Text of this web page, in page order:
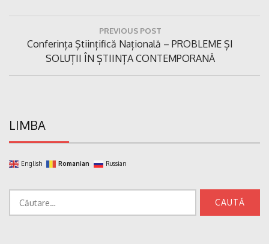
articole
PREVIOUS POST
Previous
Post:
Conferința Științifică Națională – PROBLEME ȘI
SOLUȚII ÎN ȘTIINȚA CONTEMPORANĂ
LIMBA
English Romanian Russian